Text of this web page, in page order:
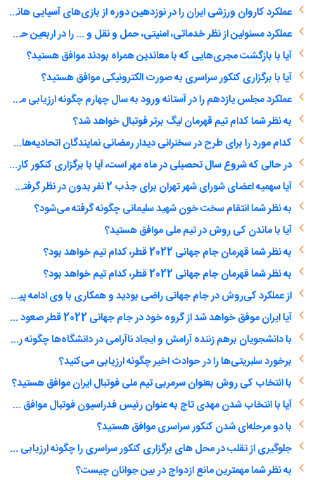
عملکرد کاروان ورزشی ایران را در نوزدهین دوره از بازی‌های آسیایی هانگژو را چه‌گونه ارزیابی می‌کنید؟
عملکرد مسئولین از نظر خدماتی، امنیتی، حمل و نقل و ... را در اربعین حسینی امسال چگونه ارزیابی می‌کنید؟
آیا با بازگشت مجری‌هایی که با معاندین همراه بودند موافق هستید؟
آیا با برگزاری کنکور سراسری به صورت الکترونیکی موافق هستید؟
عملکرد مجلس یازدهم را در آستانه ورود به سال چهارم چگونه ارزیابی می‌کنید؟
به نظر شما کدام تیم قهرمان لیگ برتر فوتبال خواهد شد؟
کدام مورد را برای طرح در سخنرانی دیدار رمضانی نمایندگان اتحادیه‌های دانشجویی مناسب‌تر می‌دانید؟ (انتخاب چند گزینه ممکن است)
در حالی که شروع سال تحصیلی در ماه مهر است، آیا با برگزاری کنکور کارشناسی ارشد و دکتری در اسفند ماه موافق هستید؟
آیا سهمیه اعضای شورای شهر تهران برای جذب 2 نفر بدون در نظر گرفتن مدرک و سابقه کار همانند یک دختر دهه هشتادی را درست می‌دانید؟
به نظر شما انتقام سخت خون شهید سلیمانی چگونه گرفته می‌شود؟
آیا با ماندن کی روش در تیم ملی موافق هستید؟
به نظر شما قهرمان جام جهانی 2022 قطر، کدام تیم خواهد بود؟
به نظر شما قهرمان جام جهانی 2022 قطر، کدام تیم خواهد بود؟
از عملکرد کی‌روش در جام جهانی راضی بودید و همکاری با وی ادامه پیدا کند؟
آیا ایران موفق خواهد شد از گروه خود در جام جهانی 2022 قطر صعود کند؟
با دانشجویان برهم زننده آرامش و ایجاد ناآرامی در دانشگاه‌ها چگونه رفتار شود؟
برخورد سلبریتی‌ها را در حوادث اخیر چگونه ارزیابی می‌کنید؟
با انتخاب کی روش بعنوان سرمربی تیم ملی فوتبال ایران موافق هستید؟
آیا با انتخاب شدن مهدی تاج به عنوان رئیس فدراسیون فوتبال موافق هستید؟
با دو مرحله‌ای شدن کنکور سراسری موافق هستید؟
جلوگیری از تقلب در محل های برگزاری کنکور سراسری را چگونه ارزیابی می کنید؟
به نظر شما مهمترین مانع ازدواج در بین جوانان چیست؟